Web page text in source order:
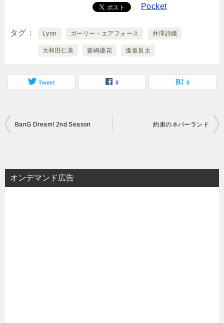
Pocket
タグ Lynn ガーリー・エアフォース 井澤詩織
大和田仁美 森嶋優花 逢坂良太
Tweet 0 0
投
ビ
ゲ
BanG Dream! 2nd Season 約束のネバーランド
オンデマンド広告